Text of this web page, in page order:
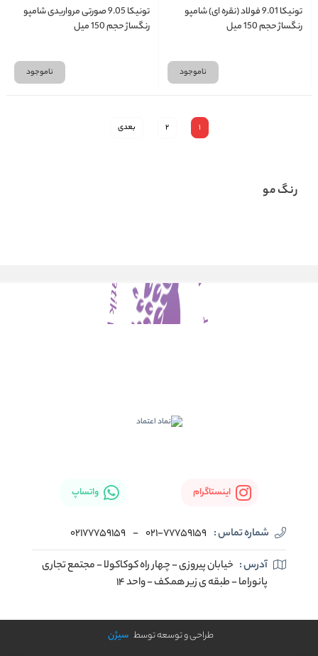
تونیکا 9.01 فولاد (نقره ای) شامپو
رنگساژ حجم 150 میل
ناموجود
تونیکا 9.05 صورتی مرواریدی شامپو
رنگساژ حجم 150 میل
ناموجود
1
2 بعدی
رنگ مو
اینستاگرام واتساپ
شماره تماس : 021-77759159
-
02177759159
آدرس : خیابان پیروزی - چهار راه کوکاکولا - مجتمع تجاری
پانوراما - طبقه ی زیر همکف - واحد 14
طراحی و توسعه توسط سیژن